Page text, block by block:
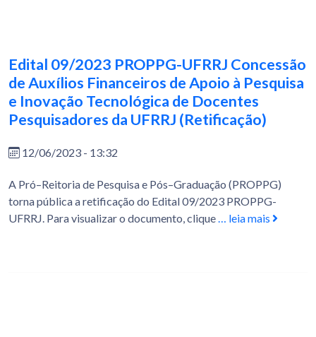
Edital 09/2023 PROPPG-UFRRJ Concessão
de Auxílios Financeiros de Apoio à Pesquisa
e Inovação Tecnológica de Docentes
Pesquisadores da UFRRJ (Retificação)
12/06/2023 - 13:32
A Pró–Reitoria de Pesquisa e Pós–Graduação (PROPPG)
torna pública a retificação do Edital 09/2023 PROPPG-
UFRRJ. Para visualizar o documento, clique… leia mais